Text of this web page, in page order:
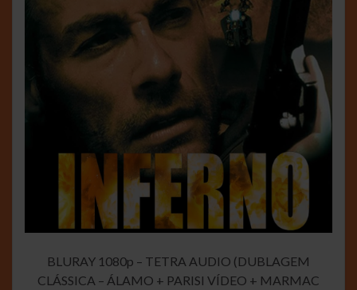
BLURAY 1080p – TETRA AUDIO (DUBLAGEM
CLÁSSICA – ÁLAMO + PARISI VÍDEO + MARMAC